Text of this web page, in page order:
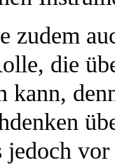
zudem
die
kann,
jedoch